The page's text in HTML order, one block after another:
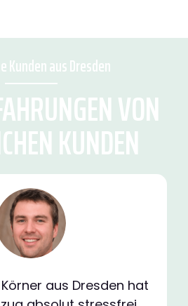
Kunden aus Dresden
VON
KUNDEN
aus Dresden hat